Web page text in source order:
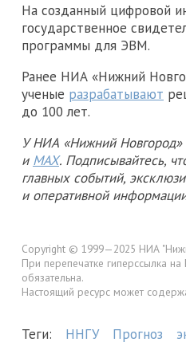
На созданный цифровой
государственное
программы для ЭВМ.
Ранее НИА «Нижний
ученые разрабатывают
до 100 лет.
У НИА «Нижний Новгород»
и MAX. Подписывайтесь,
главных событий,
и оперативной
Copyright © 1999—2025 НИА
При перепечатке гиперссылка
обязательна.
Настоящий ресурс может
Теги: ННГУ Прогноз